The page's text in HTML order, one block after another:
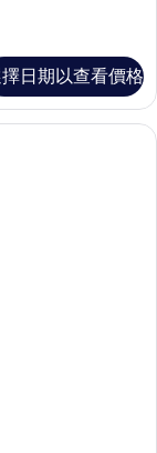
日期以查看價格